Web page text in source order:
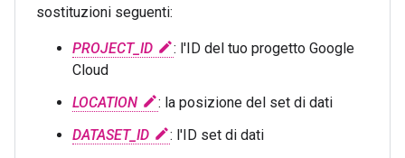
sostituzioni seguenti:
PROJECT_ID
: l'ID del tuo progetto Google
Cloud
LOCATION
: la posizione del set di dati
DATASET_ID
: l'ID set di dati